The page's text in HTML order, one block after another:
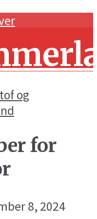
og
for
8, 2024